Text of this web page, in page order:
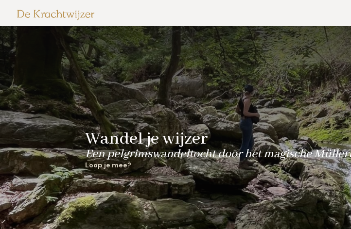
Wandel je wijzer
Een pelgrimswandeltocht door het magische
Loop je mee?